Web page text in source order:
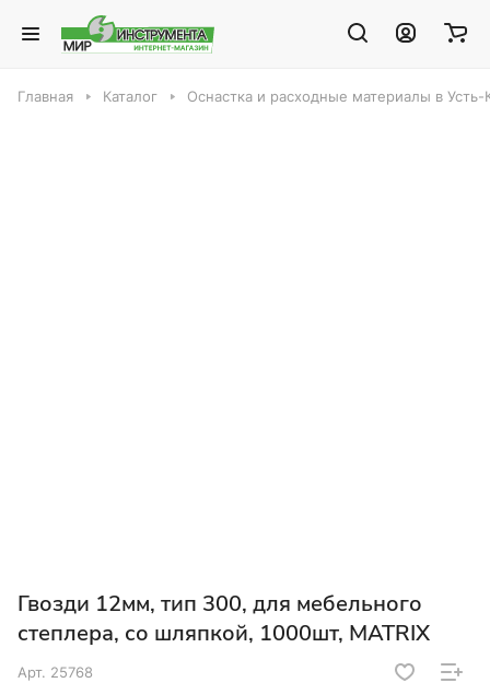
Главная Каталог Оснастка и расходные материалы в Усть-
Гвозди 12мм, тип 300, для мебельного
степлера, со шляпкой, 1000шт, MATRIX
Арт. 25768